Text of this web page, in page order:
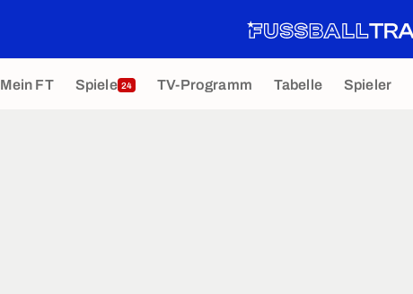
Mein FT Spiele 24 TV-Programm Tabelle Spieler